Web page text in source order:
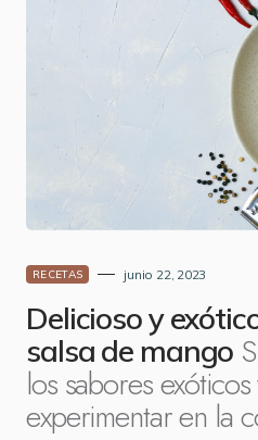
RECETAS junio 22, 2023
Delicioso y
salsa de mango
los sabores
experimentar en la